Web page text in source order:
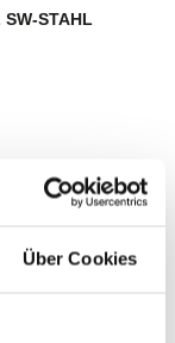
Über Cookies
STAHL